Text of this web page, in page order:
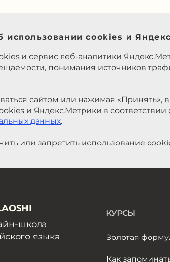
использовании cookies и
и сервис веб-аналитики
понимания источников
сайтом или нажимая «Принять»,
и Яндекс.Метрики в соответствии
данных.
или запретить использование
школа
языка
КУРСЫ
Золотая
Как